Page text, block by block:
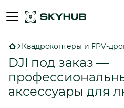
Квадрокоптеры и FPV-
DJI под заказ —
аксессуары для